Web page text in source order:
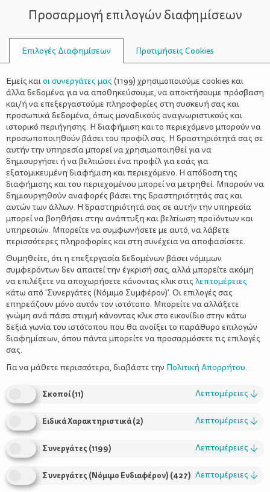
ΣΥΜΒΟΥΛΟΙ
ΑΚΡΟΒΑΣΊΕΣ
Έκλεισε τα τέσσερα - Τι αλλάζει στην
καθημερινότητα σας
Προσαρμογή επιλογών διαφημίσεων
Επιλογές Διαφημίσεων Προτιμήσεις Cookies
Εμείς καιοι συνεργάτες μας (1199) χρησιμοποιούμε cookies και
άλλα δεδομένα για να αποθηκεύσουμε, να αποκτήσουμε πρόσβαση
και/ή να επεξεργαστούμε πληροφορίες στη συσκευή σας και
προσωπικά δεδομένα, όπως μοναδικούς αναγνωριστικούς και
ιστορικό περιήγησης. Η διαφήμιση και το περιεχόμενο μπορούν να
προσωποποιηθούν βάσει του προφίλ σας. Η δραστηριότητά σας σε
αυτήν την υπηρεσία μπορεί να χρησιμοποιηθεί για να
δημιουργήσει ή να βελτιώσει ένα προφίλ για εσάς για
εξατομικευμένη διαφήμιση και περιεχόμενο. Η απόδοση της
διαφήμισης και του περιεχομένου μπορεί να μετρηθεί. Μπορούν να
δημιουργηθούν αναφορές βάσει της δραστηριότητάς σας και
αυτών των άλλων. Η δραστηριότητά σας σε αυτήν την υπηρεσία
μπορεί να βοηθήσει στην ανάπτυξη και βελτίωση προϊόντων και
υπηρεσιών. Μπορείτε να συμφωνήσετε με αυτό, να λάβετε
περισσότερες πληροφορίες και στη συνέχεια να αποφασίσετε.
Θυμηθείτε, ότι η επεξεργασία δεδομένων βάσει νόμιμων
συμφερόντων δεν απαιτεί την έγκρισή σας, αλλά μπορείτε ακόμη
να επιλέξετε να αποχωρήσετε κάνοντας κλικ στις λεπτομέρειες
κάτω από 'Συνεργάτες (Νόμιμο Συμφέρον)'. Οι επιλογές σας
επηρεάζουν μόνο αυτόν τον ιστότοπο. Μπορείτε να αλλάξετε
γνώμη ανά πάσα στιγμή κάνοντας κλικ στο εικονίδιο στην κάτω
δεξιά γωνία του ιστότοπου που θα ανοίξει το παράθυρο επιλογών
διαφημίσεων, όπου πάντα μπορείτε να προσαρμόσετε τις επιλογές
σας.
Για να μάθετε περισσότερα, διαβάστε την Πολιτική Απορρήτου.
Σκοποί(11) Λεπτομέρειες ↓
Ειδικά Χαρακτηριστικά(2) Λεπτομέρειες ↓
Συνεργάτες (1199) Λεπτομέρειες ↓
Συνεργάτες (Νόμιμο Ενδιαφέρον) (427) Λεπτομέρειες ↓